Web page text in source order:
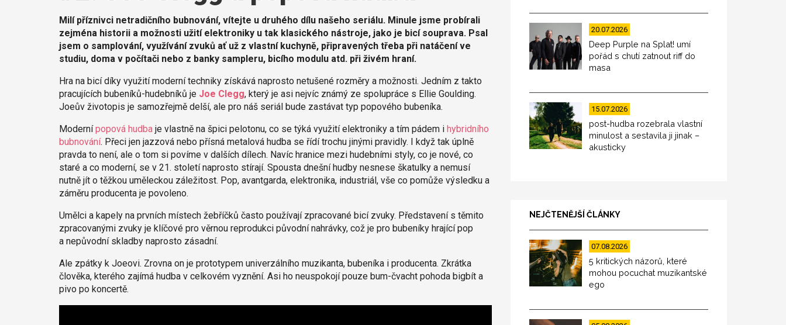
Milí příznivci netradičního bubnování, vítejte u druhého dílu našeho seriálu. Minule jsme probírali
zejména historii a možnosti užití elektroniky u tak klasického nástroje, jako je bicí souprava. Psal
jsem o samplování, využívání zvuků ať už z vlastní kuchyně, připravených třeba při natáčení ve
studiu, doma v počítači nebo z banky sampleru, bicího modulu atd. při živém hraní.
Hra na bicí díky využití moderní techniky získává naprosto netušené rozměry a možnosti. Jedním z takto
pracujících bubeníků-hudebníků je Joe Clegg, který je asi nejvíc známý ze spolupráce s Ellie Goulding.
Joeův životopis je samozřejmě delší, ale pro náš seriál bude zastávat typ popového bubeníka.
Modernípopová hudbaje vlastně na špici pelotonu, co se týká využití elektroniky a tím pádem i hybridního
bubnování. Přeci jen jazzová nebo přísná metalová hudba se řídí trochu jinými pravidly. I když tak úplně
pravda to není, ale o tom si povíme v dalších dílech. Navíc hranice mezi hudebními styly, co je nové, co
staré a co moderní, se v 21. století naprosto stírají. Spousta dnešní hudby nesnese škatulky a nemusí
nutně jít o těžkou uměleckou záležitost. Pop, avantgarda, elektronika, industriál, vše co pomůže výsledku a
záměru producenta je povoleno.
Umělci a kapely na prvních místech žebříčků často používají zpracované bicí zvuky. Představení s těmito
zpracovanými zvuky je klíčové pro věrnou reprodukci původní nahrávky, což je pro bubeníky hrající pop
a nepůvodní skladby naprosto zásadní.
Ale zpátky k Joeovi. Zrovna on je prototypem univerzálního muzikanta, bubeníka i producenta. Zkrátka
člověka, kterého zajímá hudba v celkovém vyznění. Asi ho neuspokojí pouze bum-čvacht pohoda bigbít a
pivo po koncertě.
20.07.2026
Deep Purple na Splat! umí
pořád s chutí zatnout riff do
masa
15.07.2026
post-hudba rozebrala vlastní
minulost a sestavila ji jinak –
akusticky
NEJČTENĚJŠÍ ČLÁNKY
07.08.2026
5 kritických názorů, které
mohou pocuchat muzikantské
ego